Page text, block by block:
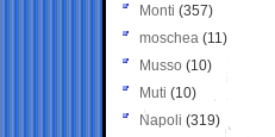
Monti (357)
moschea (11)
Musso (10)
Muti (10)
Napoli (319)